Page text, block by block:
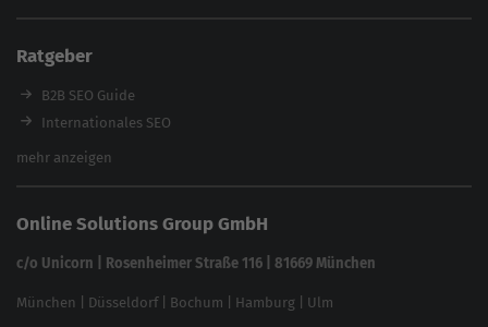
Backlink-Check
Ladezeiten-Check
Brand Protection Tool
Website SEO Check
feed2content.ai
Ratgeber
B2B SEO Guide
Internationales SEO
eCommerce SEO
In ChatGPT gefunden werden
Linkbuilding 2025
Local SEO
mehr anzeigen
Online Solutions Group GmbH
c/o Unicorn | Rosenheimer Straße 116 | 81669 München
München Düsseldorf| Bochum Hamburg Ulm